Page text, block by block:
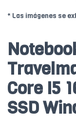
* Las imágenes se
Core I5
SSD